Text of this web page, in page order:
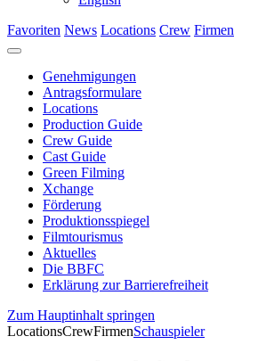
Favoriten News Locations Crew Firmen
Genehmigungen
Antragsformulare
Locations
Production Guide
Crew Guide
Cast Guide
Green Filming
Xchange
Förderung
Produktionsspiegel
Filmtourismus
Aktuelles
Die BBFC
Erklärung zur Barrierefreiheit
Zum Hauptinhalt springen
LocationsCrewFirmenSchauspieler